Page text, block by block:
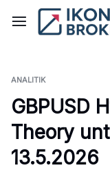
ANALITIK
GBPUSD
Theory
13.5.2026